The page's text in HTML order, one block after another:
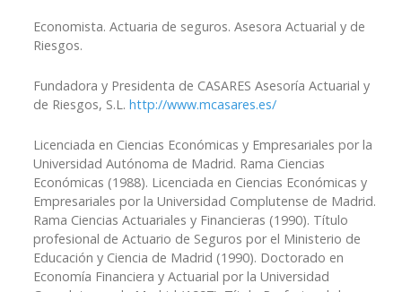
Economista. Actuaria de seguros. Asesora Actuarial y de
Riesgos.
Fundadora y Presidenta de CASARES Asesoría Actuarial y
de Riesgos, S.L. http://www.mcasares.es/
Licenciada en Ciencias Económicas y Empresariales por la
Universidad Autónoma de Madrid. Rama Ciencias
Económicas (1988). Licenciada en Ciencias Económicas y
Empresariales por la Universidad Complutense de Madrid.
Rama Ciencias Actuariales y Financieras (1990). Título
profesional de Actuario de Seguros por el Ministerio de
Educación y Ciencia de Madrid (1990). Doctorado en
Economía Financiera y Actuarial por la Universidad